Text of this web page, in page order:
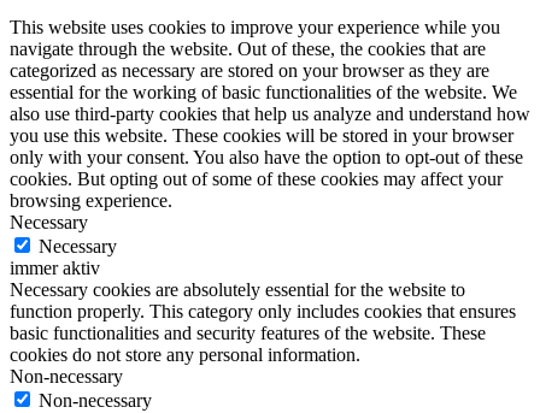
This website uses cookies to improve your experience while you
navigate through the website. Out of these, the cookies that are
categorized as necessary are stored on your browser as they are
essential for the working of basic functionalities of the website. We
also use third-party cookies that help us analyze and understand how
you use this website. These cookies will be stored in your browser
only with your consent. You also have the option to opt-out of these
cookies. But opting out of some of these cookies may affect your
browsing experience.
Necessary
Necessary
immer aktiv
Necessary cookies are absolutely essential for the website to
function properly. This category only includes cookies that ensures
basic functionalities and security features of the website. These
cookies do not store any personal information.
Non-necessary
Non-necessary